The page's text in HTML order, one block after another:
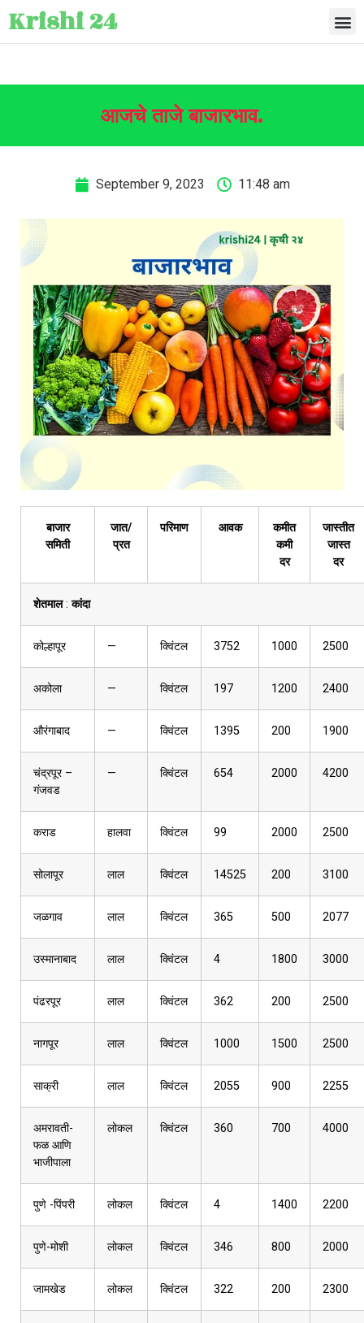
Krishi 24
आजचे ताजे बाजारभाव.
September 9, 2023 11:48 am
बाजार
समिती
जात/
प्रत
परिमाण आवक
कमीत
कमी
दर
जास्तीत
जास्त
दर
शेतमाल:कांदा
कोल्हापूर — क्विंटल 3752 1000 2500
अकोला — क्विंटल 197 1200 2400
औरंगाबाद — क्विंटल 1395 200 1900
चंद्रपूर –
गंजवड
— क्विंटल 654 2000 4200
कराड हालवा क्विंटल 99 2000 2500
सोलापूर लाल क्विंटल 14525 200 3100
जळगाव लाल क्विंटल 365 500 2077
उस्मानाबाद लाल क्विंटल 4 1800 3000
पंढरपूर लाल क्विंटल 362 200 2500
नागपूर लाल क्विंटल 1000 1500 2500
साक्री लाल क्विंटल 2055 900 2255
अमरावती-
फळ आणि
भाजीपाला
लोकल क्विंटल 360 700 4000
पुणे -पिंपरी लोकल क्विंटल 4 1400 2200
पुणे-मोशी लोकल क्विंटल 346 800 2000
जामखेड लोकल क्विंटल 322 200 2300